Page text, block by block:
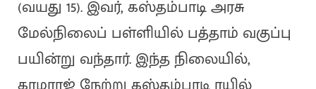
(வயது 15). இவர், கஸ்தம்பாடி அரசு
மேல்நிலைப் பள்ளியில் பத்தாம் வகுப்பு
பயின்று வந்தார். இந்த நிலையில்,